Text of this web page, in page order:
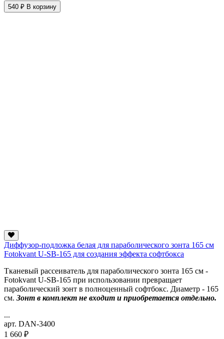
540 ₽ В корзину
Диффузор-подложка белая для параболического зонта 165 см
Fotokvant U-SB-165 для создания эффекта софтбокса
Тканевый рассеиватель для параболического зонта 165 см -
Fotokvant U-SB-165 при использовании превращает
параболический зонт в полноценный софтбокс. Диаметр - 165
см. Зонт в комплект не входит и приобретается отдельно.
...
арт. DAN-3400
1 660 ₽